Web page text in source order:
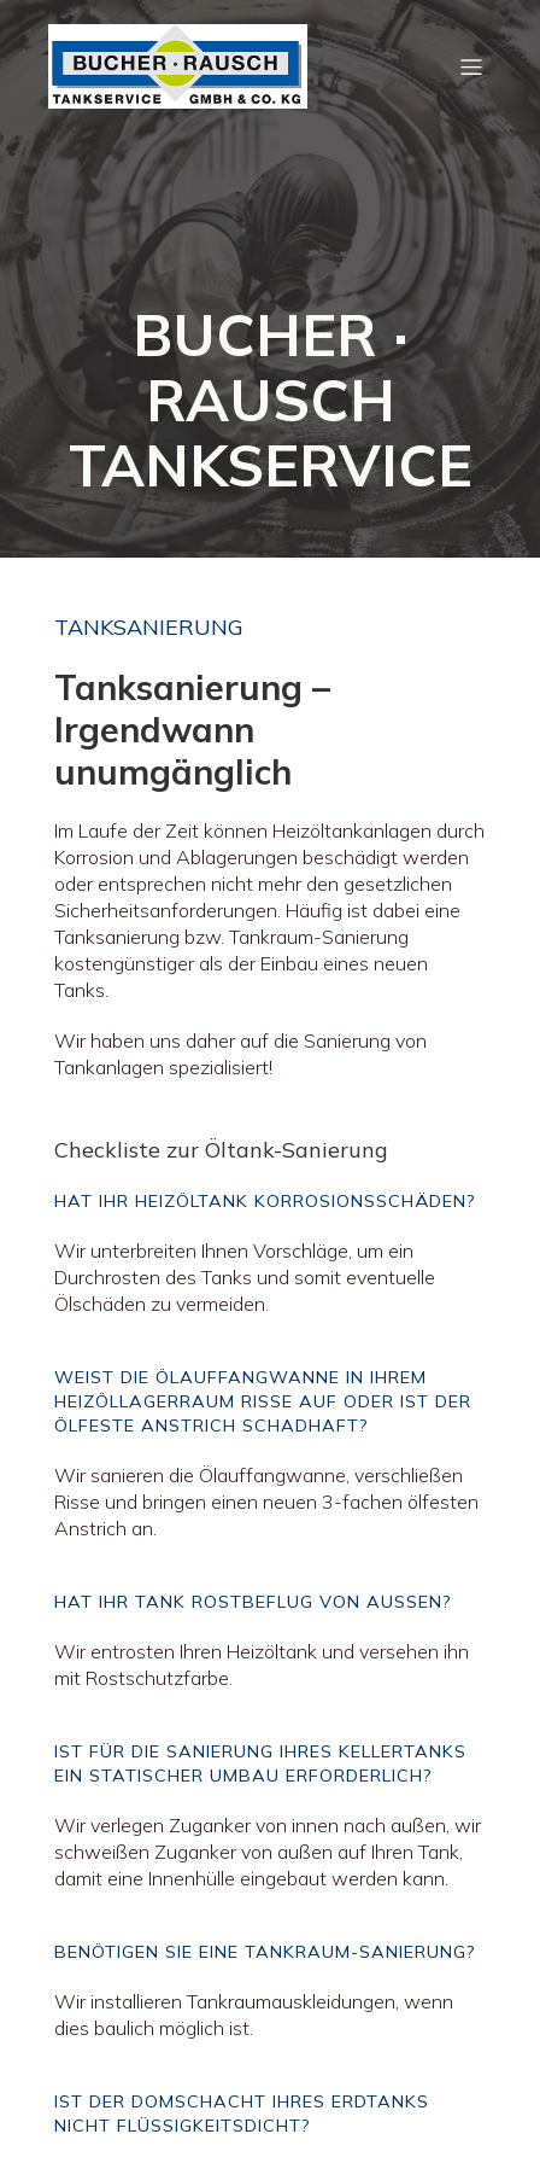
BUCHER ·
RAUSCH
TANKSERVICE
TANKSANIERUNG
Tanksanierung –
Irgendwann
unumgänglich
Im Laufe der Zeit können Heizöltankanlagen durch
Korrosion und Ablagerungen beschädigt werden
oder entsprechen nicht mehr den gesetzlichen
Sicherheitsanforderungen. Häufig ist dabei eine
Tanksanierung bzw. Tankraum-Sanierung
kostengünstiger als der Einbau eines neuen
Tanks.
Wir haben uns daher auf die Sanierung von
Tankanlagen spezialisiert!
Checkliste zur Öltank-Sanierung
HAT IHR HEIZÖLTANK KORROSIONSSCHÄDEN?
Wir unterbreiten Ihnen Vorschläge, um ein
Durchrosten des Tanks und somit eventuelle
Ölschäden zu vermeiden.
WEIST DIE ÖLAUFFANGWANNE IN IHREM
HEIZÖLLAGERRAUM RISSE AUF ODER IST DER
ÖLFESTE ANSTRICH SCHADHAFT?
Wir sanieren die Ölauffangwanne, verschließen
Risse und bringen einen neuen 3-fachen ölfesten
Anstrich an.
HAT IHR TANK ROSTBEFLUG VON AUSSEN?
Wir entrosten Ihren Heizöltank und versehen ihn
mit Rostschutzfarbe.
IST FÜR DIE SANIERUNG IHRES KELLERTANKS
EIN STATISCHER UMBAU ERFORDERLICH?
Wir verlegen Zuganker von innen nach außen, wir
schweißen Zuganker von außen auf Ihren Tank,
damit eine Innenhülle eingebaut werden kann.
BENÖTIGEN SIE EINE TANKRAUM-SANIERUNG?
Wir installieren Tankraumauskleidungen, wenn
dies baulich möglich ist.
IST DER DOMSCHACHT IHRES ERDTANKS
NICHT FLÜSSIGKEITSDICHT?